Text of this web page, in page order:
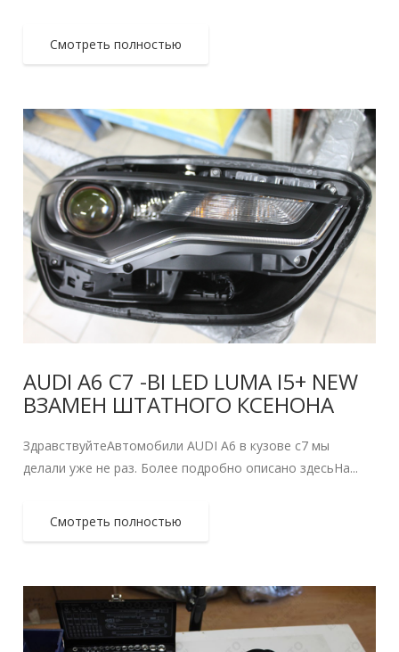
Смотреть полностью
AUDI A6 C7 -BI LED LUMA I5+ NEW
ВЗАМЕН ШТАТНОГО КСЕНОНА
ЗдравствуйтеАвтомобили AUDI A6 в кузове c7 мы
делали уже не раз. Более подробно описано здесьНа...
Смотреть полностью